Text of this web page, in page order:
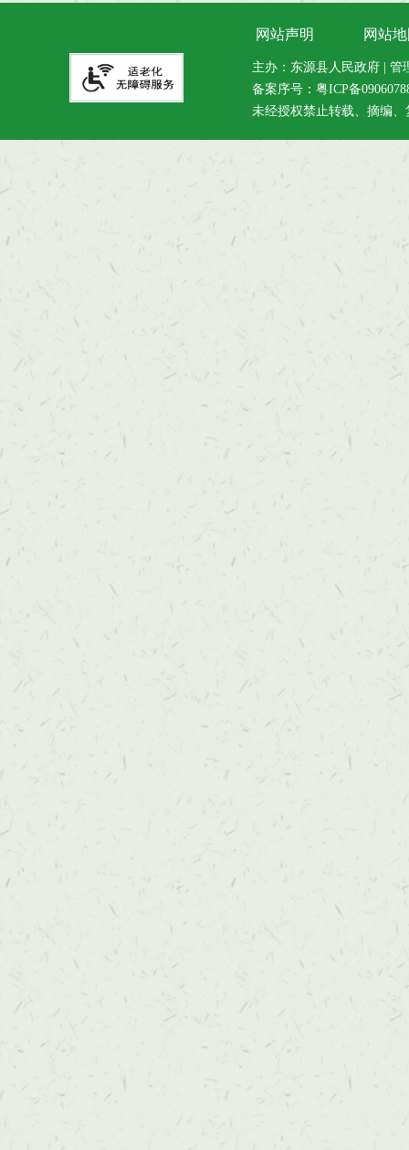
网站声明 网站
主办：东源县人民政府 | 管
备案序号： 粤ICP备
未经授权禁止转载、摘编